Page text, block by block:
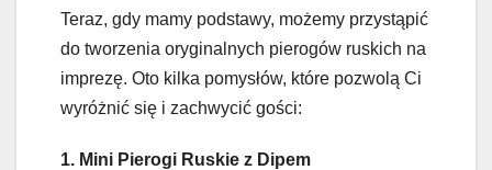
Teraz, gdy mamy podstawy, możemy przystąpić
do tworzenia oryginalnych pierogów ruskich na
imprezę. Oto kilka pomysłów, które pozwolą Ci
wyróżnić się i zachwycić gości:
1. Mini Pierogi Ruskie z Dipem